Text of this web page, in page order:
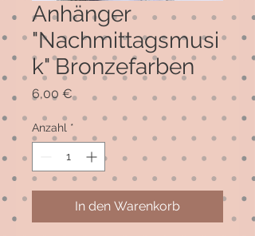
Anhänger
"Nachmittagsmusi
k" Bronzefarben
6,00 €Preis
Anzahl *
In den Warenkorb